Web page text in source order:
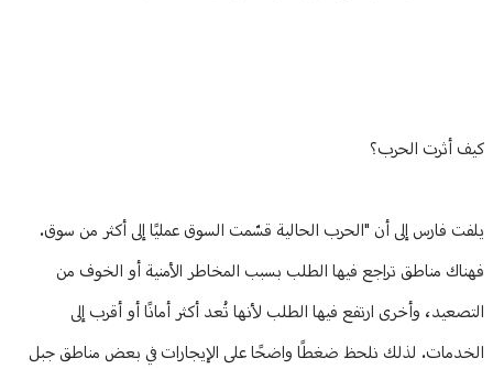
كيف أثرت الحرب؟
يلفت فارس إلى أن "الحرب الحالية قسّمت السوق عمليًا إلى أكثر من سوق.
فهناك مناطق تراجع فيها الطلب بسبب المخاطر الأمنية أو الخوف من
التصعيد، وأخرى ارتفع فيها الطلب لأنها تُعد أكثر أمانًا أو أقرب إلى
الخدمات. لذلك نلحظ ضغطًا واضحًا على الإيجارات في بعض مناطق جبل